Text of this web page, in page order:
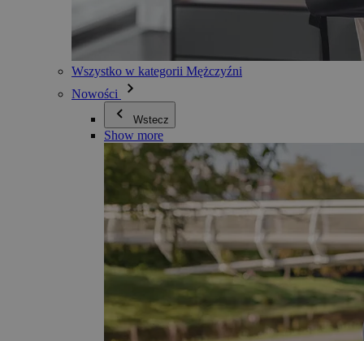
Wszystko w kategorii Mężczyźni
Nowości
Wstecz
Show more